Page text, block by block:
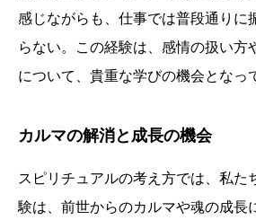
感じながらも、仕事では普段通りに
らない。この経験は、感情の扱い方
について、貴重な学びの機会となっ
カルマの解消と成長の機会
スピリチュアルの考え方では、私た
験は、前世からのカルマや魂の成長